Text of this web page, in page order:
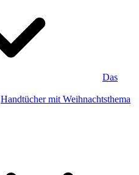
Das
Handtücher mit Weihnachtsthema